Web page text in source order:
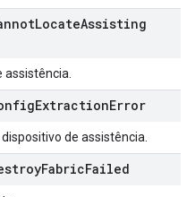
LocateAssisting
assistência.
ExtractionError
de assistência.
FabricFailed